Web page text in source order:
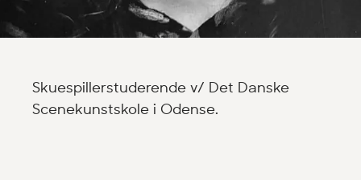
Skuespillerstuderende v/ Det Danske
Scenekunstskole i Odense.